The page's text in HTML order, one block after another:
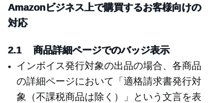
Amazonビジネス上で購買するお客様向けの
対応
2.1 商品詳細ページでのバッジ表示
インボイス発行対象の出品の場合、各商品
の詳細ページにおいて「適格請求書発行対
象（不課税商品は除く）」という文言を表